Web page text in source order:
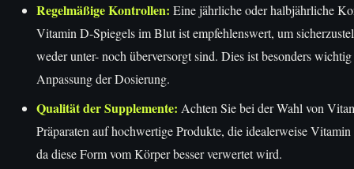
Regelmäßige Kontrollen: Eine jährliche oder halbjährliche
Vitamin D-Spiegels im Blut ist empfehlenswert, um
weder unter- noch überversorgt sind. Dies ist besonders
Anpassung der Dosierung.
Qualität der Supplemente: Achten Sie bei der Wahl von
Präparaten auf hochwertige Produkte, die idealerweise
da diese Form vom Körper besser verwertet wird.